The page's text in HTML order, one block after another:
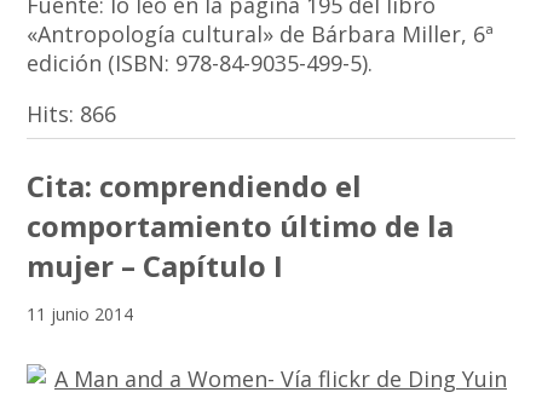
«Antropología cultural» de Bárbara Miller, 6ª
edición (ISBN: 978-84-9035-499-5).
Hits: 866
Cita: comprendiendo el
comportamiento último de la
mujer – Capítulo I
11 junio 2014